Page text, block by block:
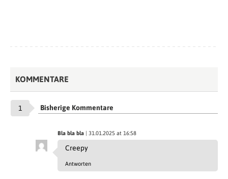
KOMMENTARE
1 Bisherige Kommentare
Bla bla bla | 31.01.2025 at 16:58
Creepy
Antworten